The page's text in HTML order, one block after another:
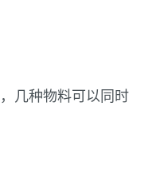
几种物料可以同时